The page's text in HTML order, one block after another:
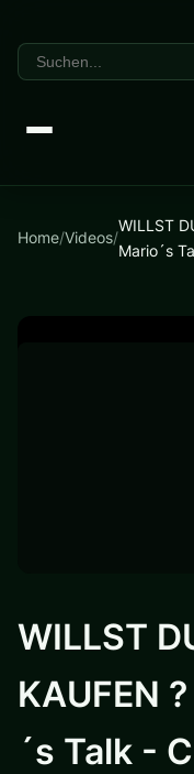
Home/Videos/
WILLST
Mario´s
WILLST
KAUFEN
´s Talk -